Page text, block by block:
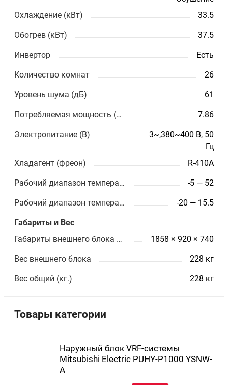
Охлаждение (кВт)
33.5
Обогрев (кВт) 37.5
Инвертор Есть
Количество комнат 26
Уровень шума (дБ) 61
Потребляемая мощность (кВт) 7.86
Электропитание (В)
3~,380~400 В, 50
Гц
Хладагент (фреон)
R-410A
Рабочий диапазон температур (охлаждение) -5 — 52
Рабочий диапазон температур (обогрев) -20 — 15.5
Габариты и Вес
Габариты внешнего блока ШхВхГ (мм)
1858 × 920 × 740
Вес внешнего блока 228 кг
Вес общий (кг.) 228 кг
Товары категории
Наружный блок VRF-системы
Mitsubishi Electric PUHY-P1000 YSNW-
A